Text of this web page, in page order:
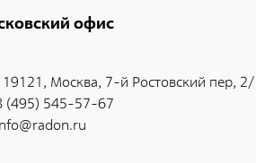
офис
Москва, 7-й Pостовский пеp,
(495) 545-57-67